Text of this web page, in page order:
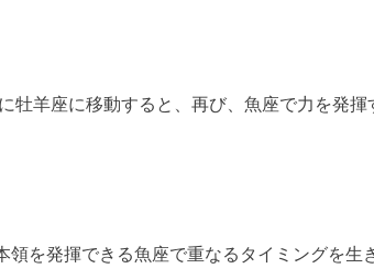
牡羊座に移動すると、再び、魚座で力を発
領を発揮できる魚座で重なるタイミングを生